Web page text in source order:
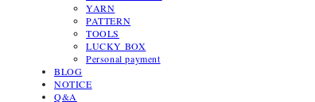
YARN
PATTERN
TOOLS
LUCKY BOX
Personal payment
BLOG
NOTICE
Q&A